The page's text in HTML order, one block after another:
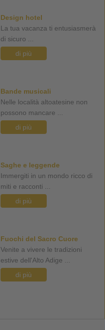
Design hotel
La tua vacanza ti entusiasmerà
di sicuro ...
di più
Bande musicali
Nelle località altoatesine non
possono mancare ...
di più
Saghe e leggende
Immergiti in un mondo ricco di
miti e racconti ...
di più
Fuochi del Sacro Cuore
Venite a vivere le tradizioni
estive dell'Alto Adige ...
di più